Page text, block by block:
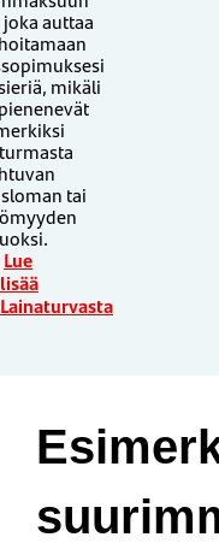
auttaa
mikäli
tai
Lue
lisää
Lainaturvasta